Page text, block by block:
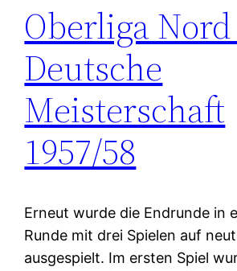
Oberliga
Deutsche
Meisterschaft
1957/58
Erneut wurde die Endrunde in
Runde mit drei Spielen auf
ausgespielt. Im ersten Spiel